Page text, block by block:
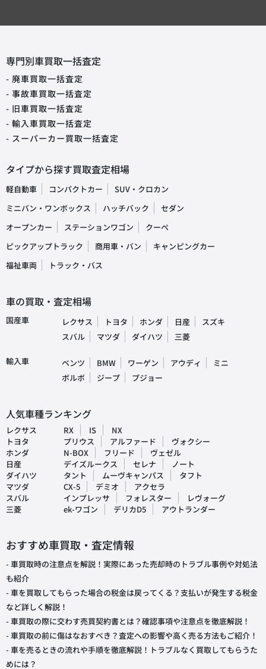
専門別車買取一括査定
- 廃車買取一括査定
- 事故車買取一括査定
- 旧車買取一括査定
- 輸入車買取一括査定
- スーパーカー買取一括査定
タイプから探す買取査定相場
軽自動車 コンパクトカー
SUV・クロカン
ミニバン・ワンボックス
ハッチバック
セダン
オープンカー
ステーションワゴン
クーペ
ピックアップトラック
商用車・バン
キャンピングカー
福祉車両
トラック・バス
車の買取・査定相場
国産車 レクサス トヨタ ホンダ 日産
スズキ
スバル
マツダ ダイハツ 三菱
輸入車 ベンツ BMW ワーゲン アウディ
ミニ
ボルボ
ジープ プジョー
人気車種ランキング
レクサス RX IS
NX
トヨタ
プリウス アルファード
ヴォクシー
ホンダ
N-BOX フリード
ヴェゼル
日産
デイズルークス セレナ
ノート
ダイハツ
タント ムーヴキャンパス
タフト
マツダ
CX-5 デミオ
アクセラ
スバル
インプレッサ フォレスター
レヴォーグ
三菱
ek-ワゴン デリカD5 アウトランダー
おすすめ車買取・査定情報
- 車買取時の注意点を解説！実際にあった売却時のトラブル事例や対処法
も紹介
- 車を買取してもらった場合の税金は戻ってくる？支払いが発生する税金
など詳しく解説！
- 車買取の際に交わす売買契約書とは？確認事項や注意点を徹底解説！
- 車買取の前に傷はなおすべき？査定への影響や高く売る方法もご紹介！
- 車を売るときの流れや手順を徹底解説！トラブルなく買取してもらうた
めには？